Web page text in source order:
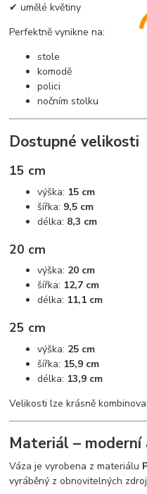
✔ umělé květiny
Perfektně vynikne na:
stole
komodě
polici
nočním stolku
Dostupné velikosti
15 cm
výška: 15 cm
šířka: 9,5 cm
délka: 8,3 cm
20 cm
výška: 20 cm
šířka: 12,7 cm
délka: 11,1 cm
25 cm
výška: 25 cm
šířka: 15,9 cm
délka: 13,9 cm
Velikosti lze krásně
Materiál – moderní
Váza je vyrobena z materiálu
vyráběný z obnovitelných